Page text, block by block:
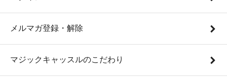
メルマガ登録・解除
マジックキャッスルのこだわり